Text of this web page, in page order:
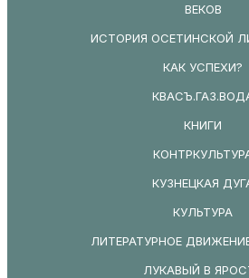
ВЕКОВ
ИСТОРИЯ ОСЕТИНСКОЙ
КАК УСПЕХИ?
КНИГИ
КУЗНЕЦКАЯ
КУЛЬТУРА
ЛИТЕРАТУРНОЕ
ЛУКАВЫЙ В